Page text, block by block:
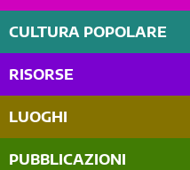
CULTURA POPOLARE
RISORSE
LUOGHI
PUBBLICAZIONI